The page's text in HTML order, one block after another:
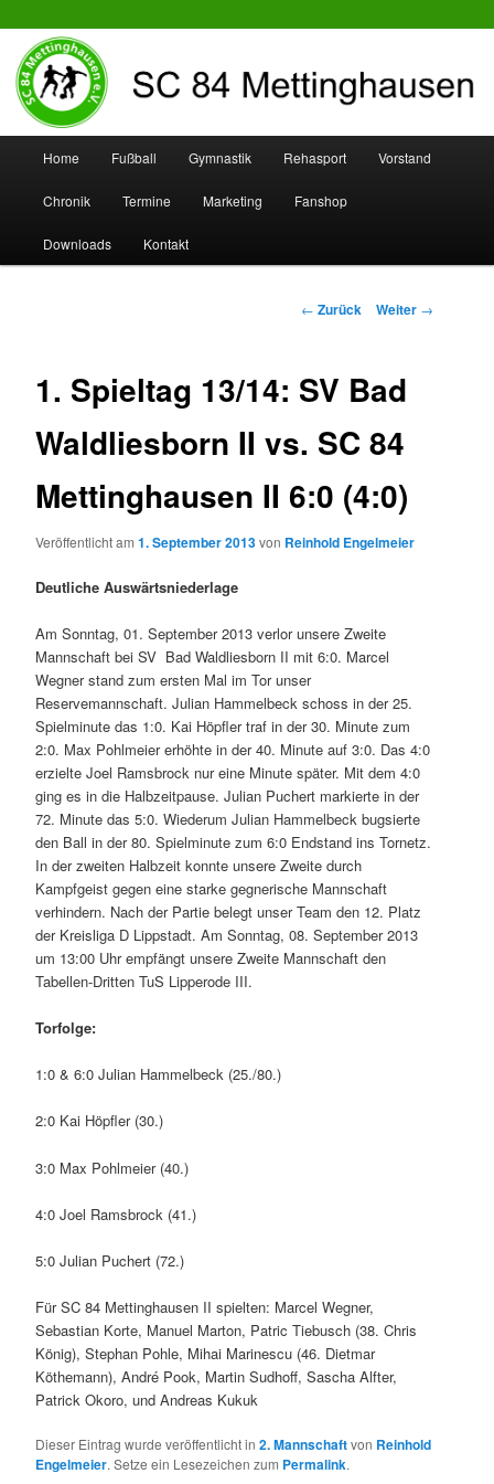
SC 84 Mettinghausen
Zum
Inhalt
wechseln
Zum
sekundären
Inhalt
Home Fußball Gymnastik Rehasport Vorstand
Chronik Termine Marketing Fanshop
Downloads Kontakt
Beitrags-
← Zurück Weiter →
1. Spieltag 13/14: SV Bad
Waldliesborn II vs. SC 84
Mettinghausen II 6:0 (4:0)
Veröffentlicht am1. September 2013von Reinhold Engelmeier
Deutliche Auswärtsniederlage
Am Sonntag, 01. September 2013 verlor unsere Zweite
Mannschaft bei SV Bad Waldliesborn II mit 6:0. Marcel
Wegner stand zum ersten Mal im Tor unser
Reservemannschaft. Julian Hammelbeck schoss in der 25.
Spielminute das 1:0. Kai Höpfler traf in der 30. Minute zum
2:0. Max Pohlmeier erhöhte in der 40. Minute auf 3:0. Das 4:0
erzielte Joel Ramsbrock nur eine Minute später. Mit dem 4:0
ging es in die Halbzeitpause. Julian Puchert markierte in der
72. Minute das 5:0. Wiederum Julian Hammelbeck bugsierte
den Ball in der 80. Spielminute zum 6:0 Endstand ins Tornetz.
In der zweiten Halbzeit konnte unsere Zweite durch
Kampfgeist gegen eine starke gegnerische Mannschaft
verhindern. Nach der Partie belegt unser Team den 12. Platz
der Kreisliga D Lippstadt. Am Sonntag, 08. September 2013
um 13:00 Uhr empfängt unsere Zweite Mannschaft den
Tabellen-Dritten TuS Lipperode III.
Torfolge:
1:0 & 6:0 Julian Hammelbeck (25./80.)
2:0 Kai Höpfler (30.)
3:0 Max Pohlmeier (40.)
4:0 Joel Ramsbrock (41.)
5:0 Julian Puchert (72.)
Für SC 84 Mettinghausen II spielten: Marcel Wegner,
Sebastian Korte, Manuel Marton, Patric Tiebusch (38. Chris
König), Stephan Pohle, Mihai Marinescu (46. Dietmar
Köthemann), André Pook, Martin Sudhoff, Sascha Alfter,
Patrick Okoro, und Andreas Kukuk
Dieser Eintrag wurde veröffentlicht in2. Mannschaftvon Reinhold
Engelmeier. Setze ein Lesezeichen zum Permalink.